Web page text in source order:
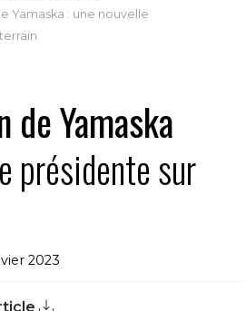
Yamaska : une nouvelle
de Yamaska
présidente sur
2023